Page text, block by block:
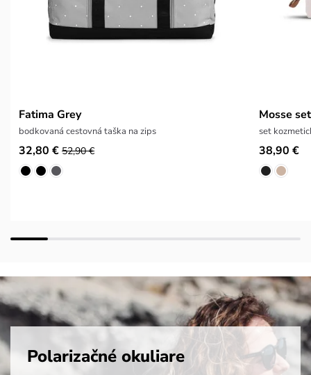
Fatima Grey
bodkovaná cestovná taška na zips
32,80 € 52,90 €
Mosse
set
38,90 €
Polarizačné okuliare